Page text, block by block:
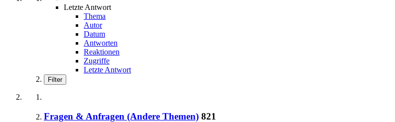
Letzte Antwort
Thema
Autor
Datum
Antworten
Reaktionen
Zugriffe
Letzte Antwort
Filter
Fragen & Anfragen (Andere Themen) 821